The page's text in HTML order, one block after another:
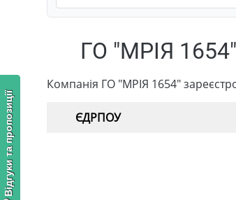
ГО "МРІЯ 1654"
Компанія ГО "МРІЯ 1654"
ЄДРПОУ
Відгуки та пропозиції